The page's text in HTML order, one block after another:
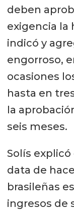
deben
exigencia la
indicó y
engorroso,
ocasiones
hasta en
la
seis meses.
Solís
data de
brasileñas
ingresos de